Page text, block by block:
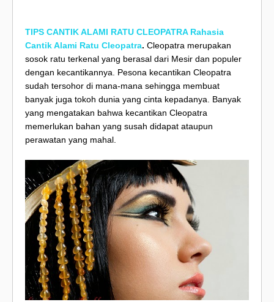
TIPS CANTIK ALAMI RATU CLEOPATRA Rahasia
Cantik Alami Ratu Cleopatra. Cleopatra merupakan
sosok ratu terkenal yang berasal dari Mesir dan populer
dengan kecantikannya. Pesona kecantikan Cleopatra
sudah tersohor di mana-mana sehingga membuat
banyak juga tokoh dunia yang cinta kepadanya. Banyak
yang mengatakan bahwa kecantikan Cleopatra
memerlukan bahan yang susah didapat ataupun
perawatan yang mahal.